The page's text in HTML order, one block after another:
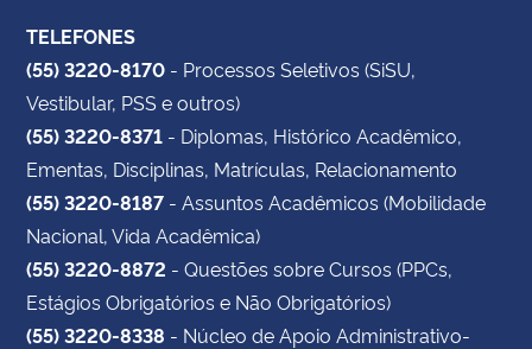
TELEFONES
(55) 3220-8170 - Processos Seletivos (SiSU,
Vestibular, PSS e outros)
(55) 3220-8371 - Diplomas, Histórico Acadêmico,
Ementas, Disciplinas, Matrículas, Relacionamento
(55) 3220-8187 - Assuntos Acadêmicos (Mobilidade
Nacional, Vida Acadêmica)
(55) 3220-8872 - Questões sobre Cursos (PPCs,
Estágios Obrigatórios e Não Obrigatórios)
(55) 3220-8338 - Núcleo de Apoio Administrativo-